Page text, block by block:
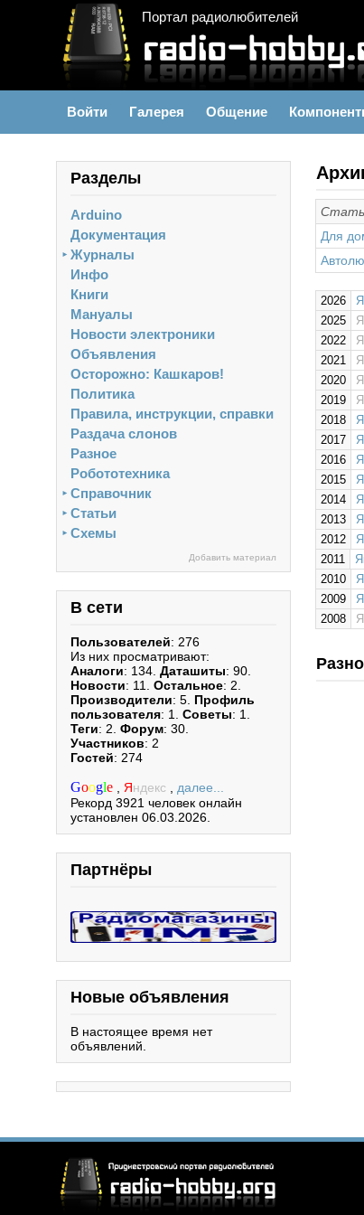
Портал радиолюбителей
Войти Галерея Общение
Разделы
Arduino
Документация
Журналы
►
Инфо
Книги
Мануалы
Новости электроники
Объявления
Осторожно: Кашкаров!
Политика
Правила, инструкции, справки
Раздача слонов
Разное
Робототехника
Справочник
►
Статьи
►
Схемы
►
Добавить материал
В сети
Пользователей: 276
Из них просматривают:
Аналоги: 134. Даташиты: 90.
Новости: 11. Остальное: 2.
Производители: 5. Профиль
пользователя: 1. Советы: 1.
Теги: 2. Форум: 30.
Участников: 2
Гостей: 274
Google Яндекс
далее...
Рекорд 3921 человек онлайн
установлен 06.03.2026.
Партнёры
Новые объявления
В настоящее время нет
объявлений.
Для
2026
2025
2022
2021
2020
2019
2018
2017
2016
2015
2014
2013
2012
2011
2010
2009
2008